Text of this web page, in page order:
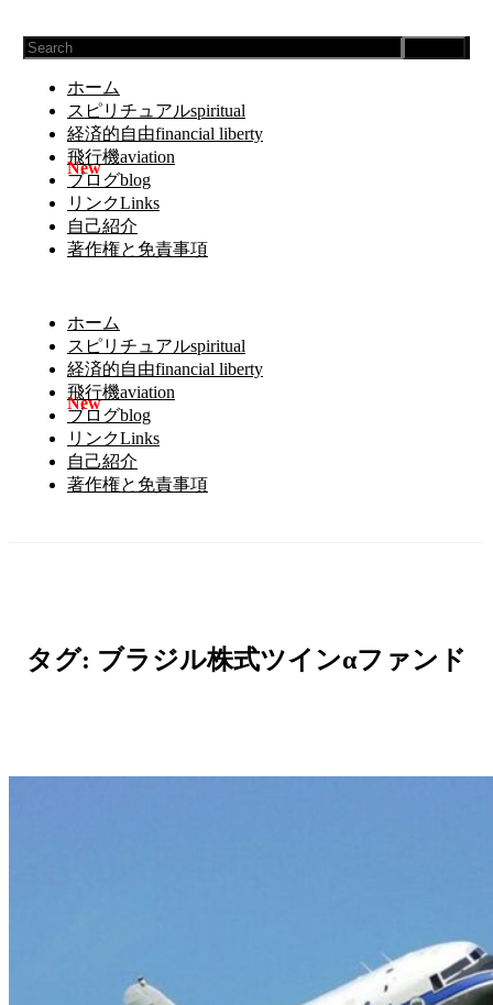
ホーム
スピリチュアルspiritual
経済的自由financial liberty
飛行機aviation
ブログblog
リンクLinks
自己紹介
著作権と免責事項
ホーム
スピリチュアルspiritual
経済的自由financial liberty
飛行機aviation
ブログblog
リンクLinks
自己紹介
著作権と免責事項
タグ: ブラジル株式ツインαファンド